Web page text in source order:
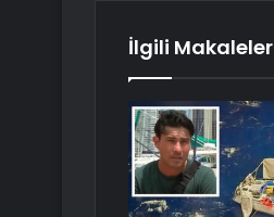
İlgili Makaleler